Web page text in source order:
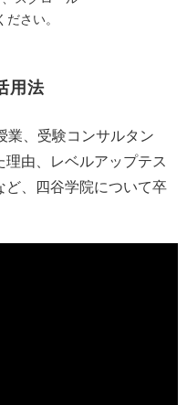
さい。
用法
業、受験コンサルタン
理由、レベルアップテス
ど、四谷学院について卒